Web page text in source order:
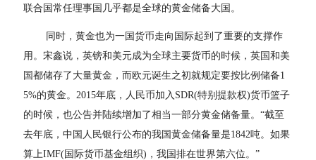
联合国常任理事国几乎都是全球的黄金储备大国。
同时，黄金也为一国货币走向国际起到了重要的支撑作
用。宋鑫说，英镑和美元成为全球主要货币的时候，英国和美
国都储存了大量黄金，而欧元诞生之初就规定要按比例储备1
5%的黄金。2015年底，人民币加入SDR(特别提款权)货币篮子
的时候，也公告并陆续增加了相当一部分黄金储备量。“截至
去年底，中国人民银行公布的我国黄金储备量是1842吨。如果
算上IMF(国际货币基金组织)，我国排在世界第六位。”